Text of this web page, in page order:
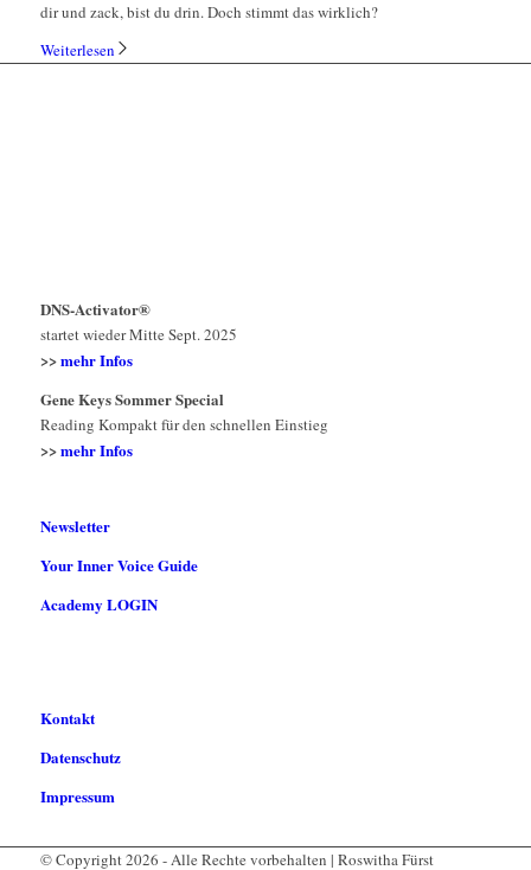
dir und zack, bist du drin. Doch stimmt das wirklich?
Weiterlesen
DNS-Activator®
startet wieder Mitte Sept. 2025
>>mehr Infos
Gene Keys Sommer Special
Reading Kompakt für den schnellen Einstieg
>>mehr Infos
Newsletter
Your Inner Voice Guide
Academy LOGIN
Kontakt
Datenschutz
Impressum
© Copyright 2026 - Alle Rechte vorbehalten | Roswitha Fürst